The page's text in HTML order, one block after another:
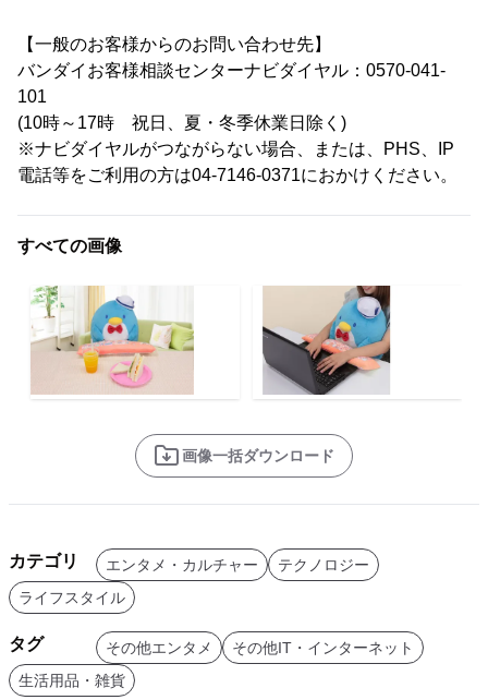
【一般のお客様からのお問い合わせ先】
バンダイお客様相談センターナビダイヤル：0570-041-
101
(10時～17時 祝日、夏・冬季休業日除く)
※ナビダイヤルがつながらない場合、または、PHS、IP
電話等をご利用の方は04-7146-0371におかけください。
すべての画像
画像一括ダウンロード
カテゴリ エンタメ・カルチャー
テクノロジー
ライフスタイル
タグ その他エンタメ
その他IT・インターネット
生活用品・雑貨